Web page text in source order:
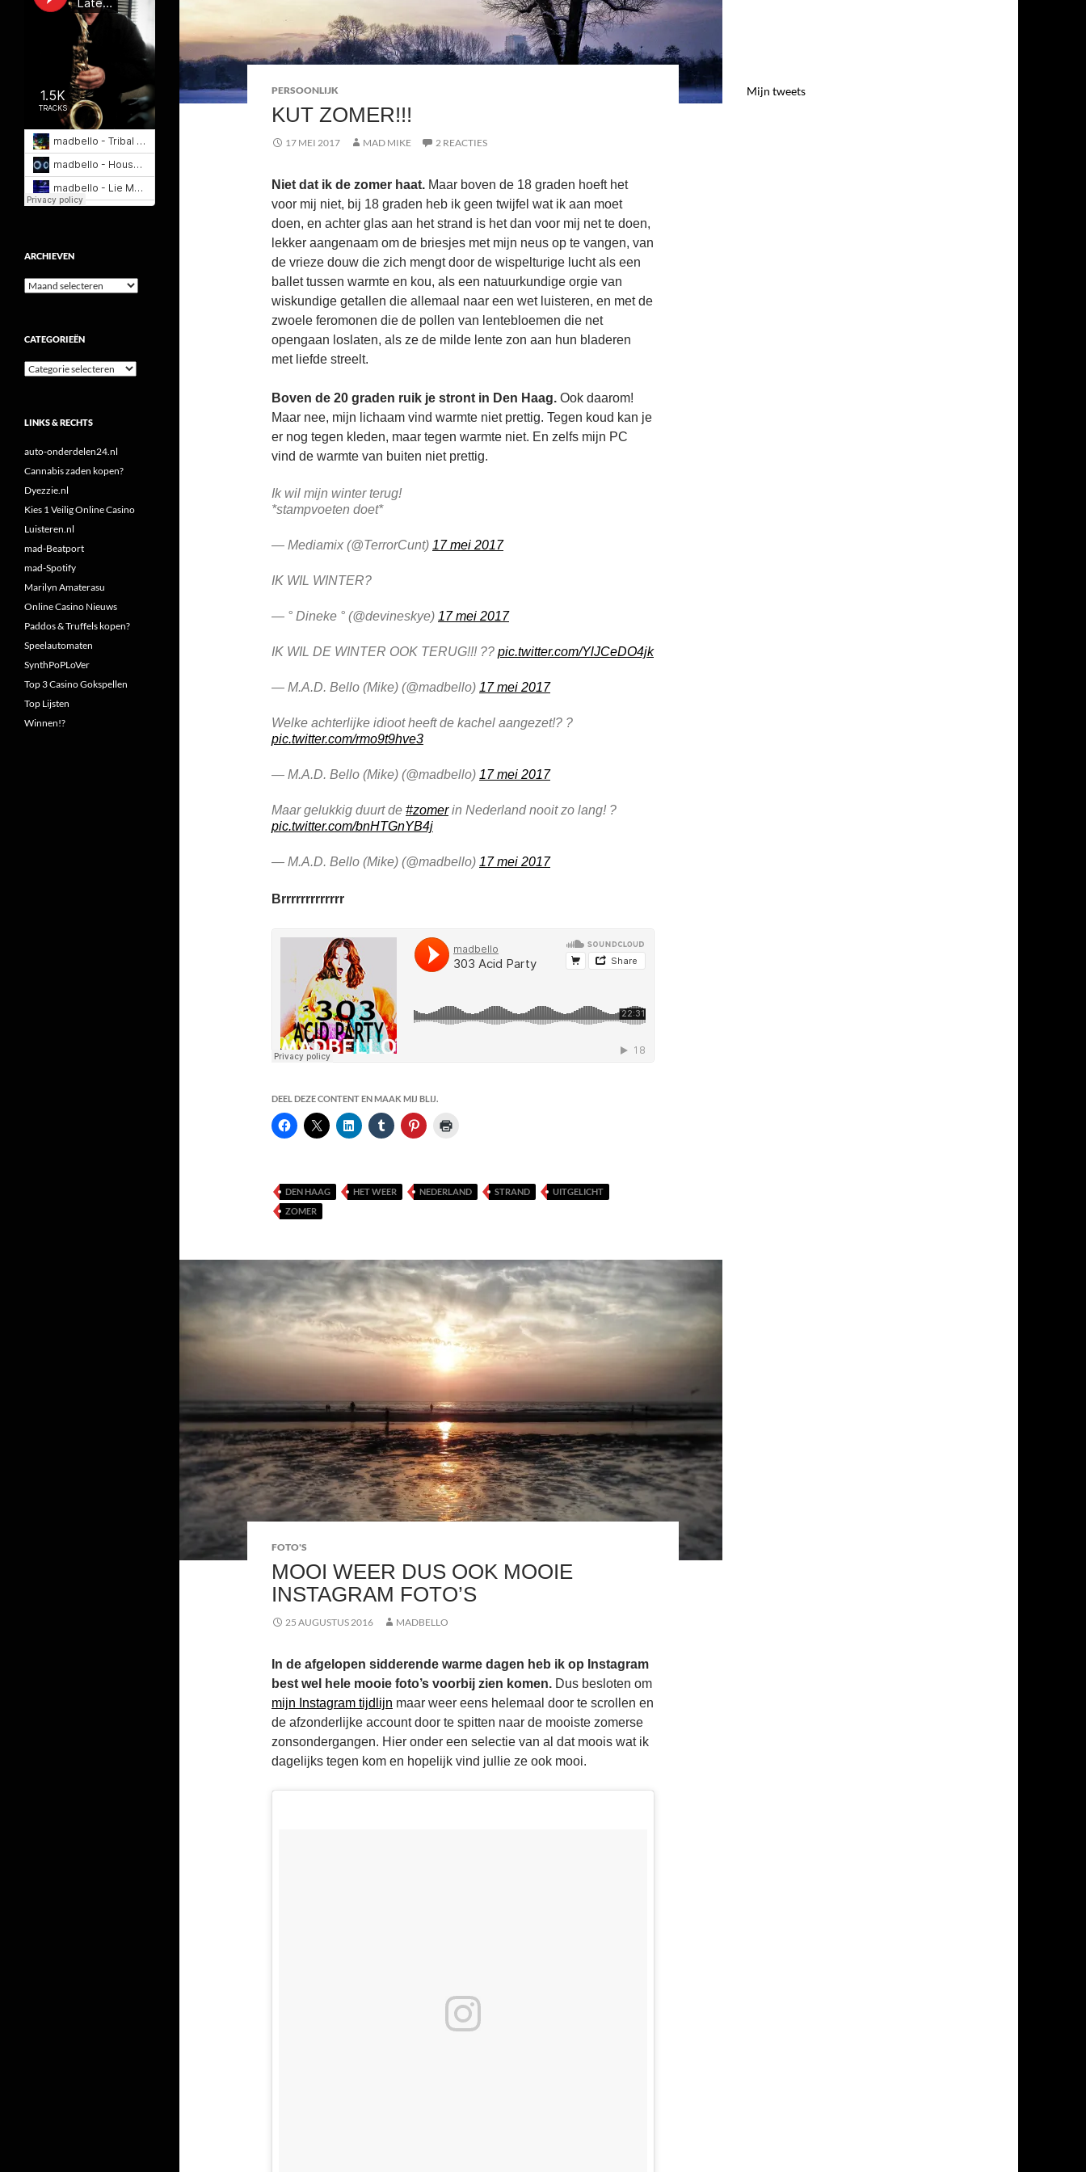
PERSOONLIJK
KUT ZOMER!!!
17 MEI 2017 MAD MIKE 2 REACTIES
Niet dat ik de zomer haat. Maar boven de 18 graden hoeft het
voor mij niet, bij 18 graden heb ik geen twijfel wat ik aan moet
doen, en achter glas aan het strand is het dan voor mij net te doen,
lekker aangenaam om de briesjes met mijn neus op te vangen, van
de vrieze douw die zich mengt door de wispelturige lucht als een
ballet tussen warmte en kou, als een natuurkundige orgie van
wiskundige getallen die allemaal naar een wet luisteren, en met de
zwoele feromonen die de pollen van lentebloemen die net
opengaan loslaten, als ze de milde lente zon aan hun bladeren
met liefde streelt.
Boven de 20 graden ruik je stront in Den Haag. Ook daarom!
Maar nee, mijn lichaam vind warmte niet prettig. Tegen koud kan je
er nog tegen kleden, maar tegen warmte niet. En zelfs mijn PC
vind de warmte van buiten niet prettig.
Ik wil mijn winter terug!
*stampvoeten doet*
— Mediamix (@TerrorCunt) 17 mei 2017
IK WIL WINTER?
— ° Dineke ° (@devineskye) 17 mei 2017
IK WIL DE WINTER OOK TERUG!!! ?? pic.twitter.com/YlJCeDO4jk
— M.A.D. Bello (Mike) (@madbello) 17 mei 2017
Welke achterlijke idioot heeft de kachel aangezet!? ?
pic.twitter.com/rmo9t9hve3
— M.A.D. Bello (Mike) (@madbello) 17 mei 2017
Maar gelukkig duurt de #zomerin Nederland nooit zo lang! ?
pic.twitter.com/bnHTGnYB4j
— M.A.D. Bello (Mike) (@madbello) 17 mei 2017
Brrrrrrrrrrrrr
DEEL DEZE CONTENT EN MAAK MIJ BLIJ.
DEN HAAG HET WEER NEDERLAND STRAND
UITGELICHT
ZOMER
FOTO'S
MOOI WEER DUS OOK MOOIE
INSTAGRAM FOTO’S
25 AUGUSTUS 2016 MADBELLO
In de afgelopen sidderende warme dagen heb ik op Instagram
best wel hele mooie foto’s voorbij zien komen. Dus besloten om
mijn Instagram tijdlijn maar weer eens helemaal door te scrollen en
de afzonderlijke account door te spitten naar de mooiste zomerse
zonsondergangen. Hier onder een selectie van al dat moois wat ik
dagelijks tegen kom en hopelijk vind jullie ze ook mooi.
Mijn tweets
ARCHIEVEN
Archieven
CATEGORIEËN
Categorieën
LINKS & RECHTS
auto-onderdelen24.nl
Cannabis zaden kopen?
Dyezzie.nl
Kies 1 Veilig Online Casino
Luisteren.nl
mad-Beatport
mad-Spotify
Marilyn Amaterasu
Online Casino Nieuws
Paddos & Truffels kopen?
Speelautomaten
SynthPoPLoVer
Top 3 Casino Gokspellen
Top Lijsten
Winnen!?